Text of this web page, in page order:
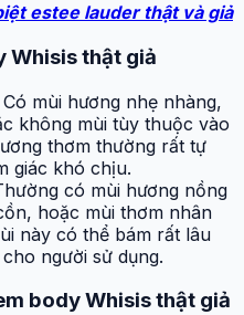
estee lauder thật và giả
Whisis thật giả
Có mùi hương nhẹ nhàng,
không mùi tùy thuộc vào
thơm thường rất tự
giác khó chịu.
có mùi hương nồng
hoặc mùi thơm nhân
này có thể bám rất lâu
người sử dụng.
body Whisis thật giả